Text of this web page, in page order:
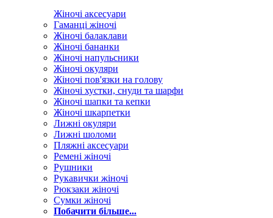
Жіночі аксесуари
Гаманці жіночі
Жіночі балаклави
Жіночі бананки
Жіночі напульсники
Жіночі окуляри
Жіночі пов'язки на голову
Жіночі хустки, снуди та шарфи
Жіночі шапки та кепки
Жіночі шкарпетки
Лижні окуляри
Лижні шоломи
Пляжні аксесуари
Ремені жіночі
Рушники
Рукавички жіночі
Рюкзаки жіночі
Сумки жіночі
Побачити більше...